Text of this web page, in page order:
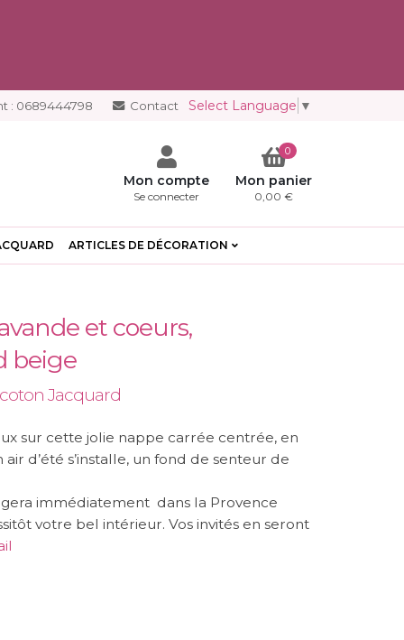
Select Language ▼
: 0689444798 Contact
Mon compte
Se connecter
0
Mon panier
0,00 €
ARTICLES DE DÉCORATION
et coeurs,
beige
Jacquard
sur cette jolie nappe carrée centrée, en
d’été s’installe, un fond de senteur de
immédiatement dans la Provence
votre bel intérieur. Vos invités en seront